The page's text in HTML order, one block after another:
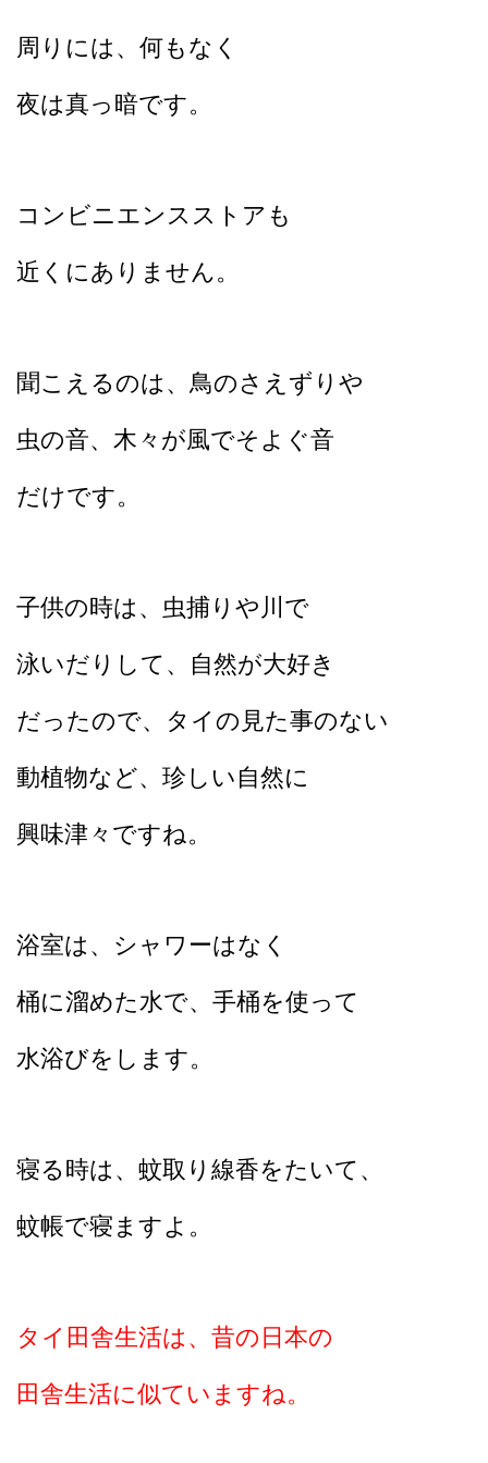
周りには、何もなく
夜は真っ暗です。
コンビニエンスストアも
近くにありません。
聞こえるのは、鳥のさえずりや
虫の音、木々が風でそよぐ音
だけです。
子供の時は、虫捕りや川で
泳いだりして、自然が大好き
だったので、タイの見た事のない
動植物など、珍しい自然に
興味津々ですね。
浴室は、シャワーはなく
桶に溜めた水で、手桶を使って
水浴びをします。
寝る時は、蚊取り線香をたいて、
蚊帳で寝ますよ。
タイ田舎生活は、昔の日本の
田舎生活に似ていますね。